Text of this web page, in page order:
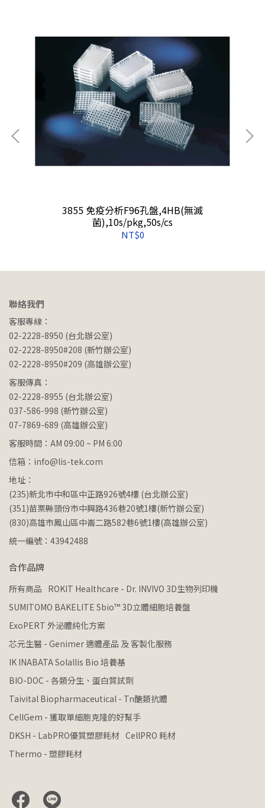
3855 免疫分析F96孔盤,4HB(無滅
菌),10s/pkg,50s/cs
NT$0
聯絡我們
客服專線：
02-2228-8950 (台北辦公室)
02-2228-8950#208 (新竹辦公室)
02-2228-8950#209 (高雄辦公室)
客服傳真：
02-2228-8955 (台北辦公室)
037-586-998 (新竹辦公室)
07-7869-689 (高雄辦公室)
客服時間：AM 09:00 ~ PM 6:00
信箱：info@lis-tek.com
地址：
(235)新北市中和區中正路926號4樓 (台北辦公室)
(351)苗栗縣頭份市中興路436巷20號1樓(新竹辦公室)
(830)高雄市鳳山區中崙二路582巷6號1樓(高雄辦公室)
統一編號：43942488
合作品牌
所有商品 ROKIT Healthcare - Dr. INVIVO 3D生物列印機
SUMITOMO BAKELITE Sbio™ 3D立體細胞培養盤
ExoPERT 外泌體純化方案
芯元生醫 - Genimer 適體產品 及 客製化服務
IK INABATA Solallis Bio 培養基
BIO-DOC - 各類分生、蛋白質試劑
Taivital Biopharmaceutical - Tn醣類抗體
CellGem - 獲取單細胞克隆的好幫手
DKSH - LabPRO優質塑膠耗材 CellPRO 耗材
Thermo - 塑膠耗材